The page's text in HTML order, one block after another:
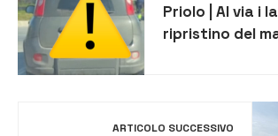
Priolo | Al via i
ripristino del
ARTICOLO SUCCESSIVO